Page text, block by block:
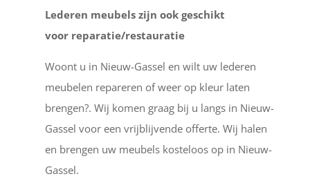
Lederen meubels zijn ook geschikt
voor reparatie/restauratie
Woont u in Nieuw-Gassel en wilt uw lederen
meubelen repareren of weer op kleur laten
brengen?. Wij komen graag bij u langs in Nieuw-
Gassel voor een vrijblijvende offerte. Wij halen
en brengen uw meubels kosteloos op in Nieuw-
Gassel.